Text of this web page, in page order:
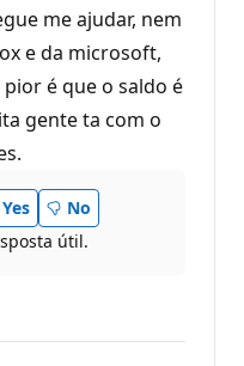
me ajudar, nem
e da microsoft,
é que o saldo é
gente ta com o
Yes
No
útil.